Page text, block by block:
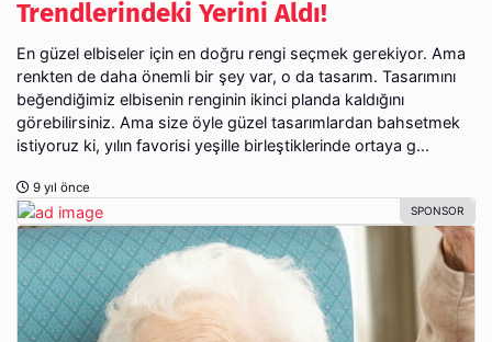
Trendlerindeki Yerini Aldı!
En güzel elbiseler için en doğru rengi seçmek gerekiyor. Ama
renkten de daha önemli bir şey var, o da tasarım. Tasarımını
beğendiğimiz elbisenin renginin ikinci planda kaldığını
görebilirsiniz. Ama size öyle güzel tasarımlardan bahsetmek
istiyoruz ki, yılın favorisi yeşille birleştiklerinde ortaya g...
9 yıl önce